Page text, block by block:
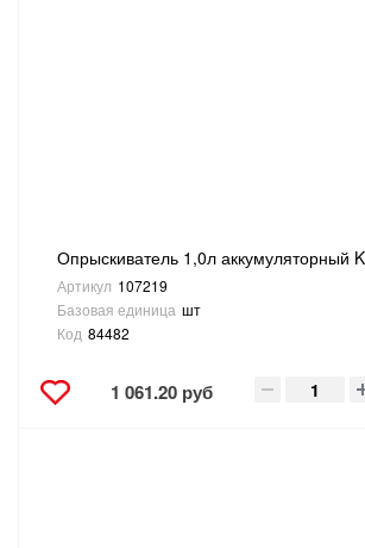
Опрыскиватель 1,0л аккумуляторный
Артикул 107219
Базовая единица шт
Код 84482
1 061.20 руб